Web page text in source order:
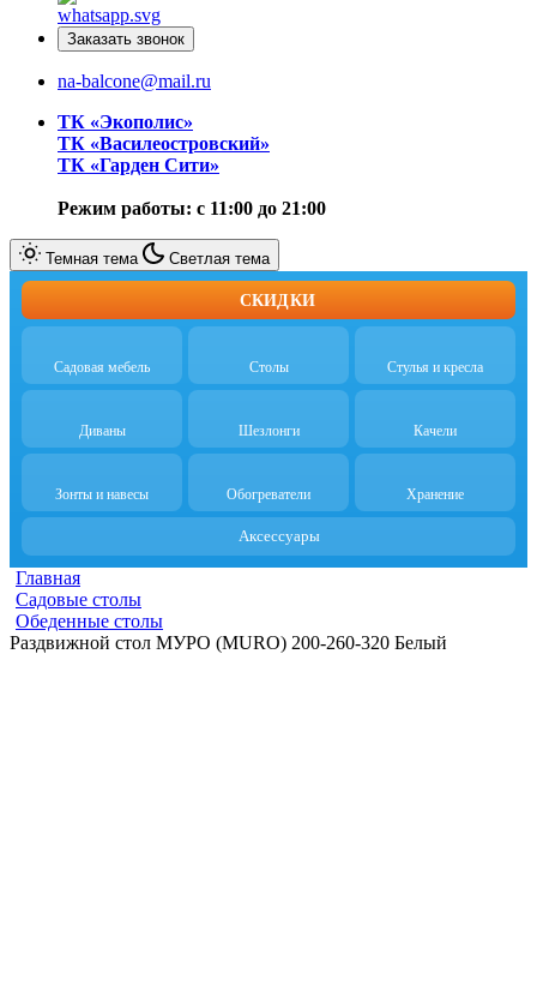
Заказать звонок
na-balcone@mail.ru
ТК «Экополис»
ТК «Василеостровский»
ТК «Гарден Сити»
Режим работы: с 11:00 до 21:00
Темная тема Светлая тема
СКИДКИ
Садовая мебель Столы Стулья и кресла
Диваны Шезлонги Качели
Зонты и навесы Обогреватели Хранение
Аксессуары
Главная
Садовые столы
Обеденные столы
Раздвижной стол МУРО (MURO) 200-260-320 Белый